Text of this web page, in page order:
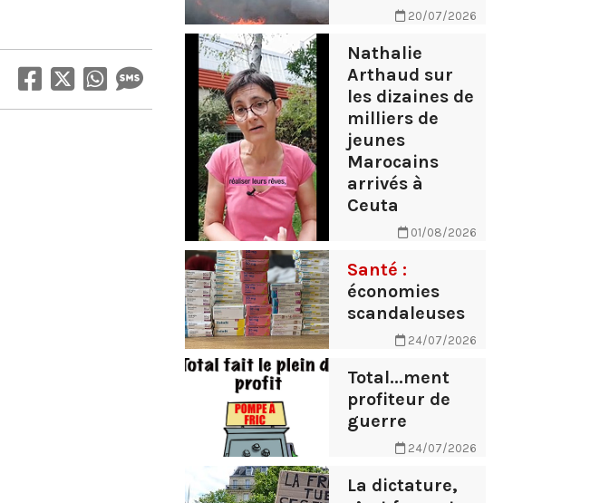
20/07/2026
Nathalie
Arthaud sur
les dizaines de
milliers de
jeunes
Marocains
arrivés à
Ceuta
01/08/2026
Santé :
économies
scandaleuses
24/07/2026
Total...ment
profiteur de
guerre
24/07/2026
La dictature,